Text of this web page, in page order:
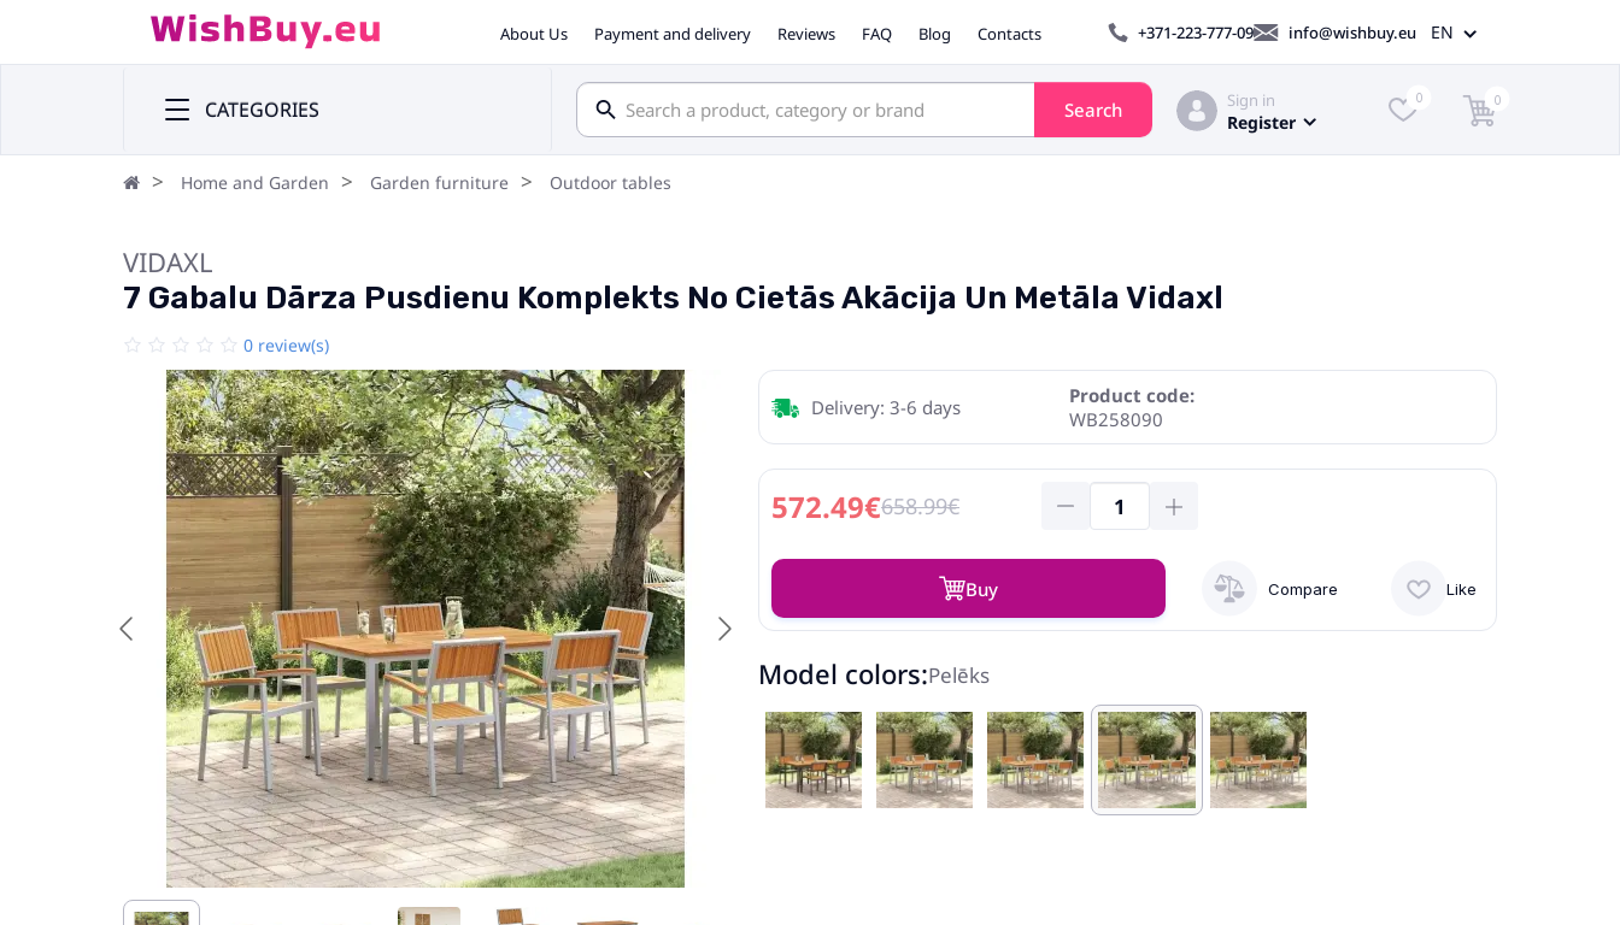
About Us Payment and delivery Reviews FAQ Blog Contacts +371-223-777-09 info@wishbuy.eu EN
CATEGORIES Search Sign in
Register
0 0
Home and Garden Garden furniture Outdoor tables
VIDAXL
7 Gabalu Dārza Pusdienu Komplekts No Cietās Akācija Un Metāla Vidaxl
0 review(s)
Delivery: 3-6 days
Product code:
WB258090
572.49€658.99€
Buy Like
Compare
Model colors:Pelēks